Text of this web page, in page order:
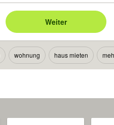
Weiter
wohnung haus mieten